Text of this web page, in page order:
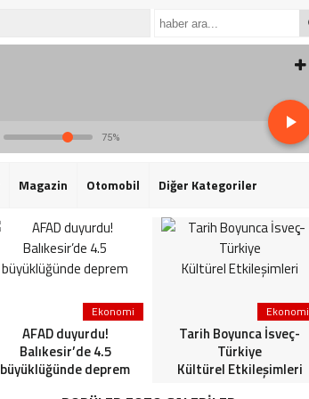
75%
Magazin Otomobil Diğer Kategoriler
Ekonomi
AFAD duyurdu!
Balıkesir’de 4.5
büyüklüğünde deprem
Ekonomi
Tarih Boyunca İsveç-
Türkiye
Kültürel Etkileşimleri